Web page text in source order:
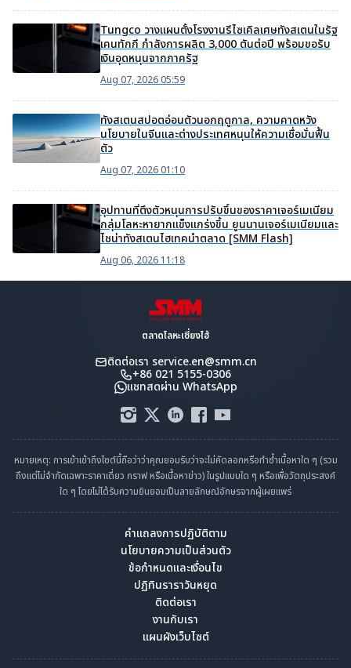
Tungco วางแผนตั้งโรงงานรีไซเคิลเศษทังสเตนในรัฐ
เคนทักกี กำลังการผลิต 3,000 ตันต่อปี พร้อมขอรับ
เงินอุดหนุนจากภาครัฐ
Aug 07, 2026 05:59
ทังสเตนสปอตอ่อนตัวนอกฤดูกาล, ความคาดหวัง
นโยบายในจีนและต่างประเทศหนุนให้ความเชื่อมั่นฟื้น
ตัว
Aug 07, 2026 01:10
อุปทานที่ตึงตัวหนุนการปรับขึ้นของราคาเจอร์เมเนียม
กลุ่มโลหะหายากแข็งแกร่งขึ้น ยูนนานเจอร์เมเนียมและ
ไชน่าทังสเตนไฮเทคนำตลาด [SMM Flash]
Aug 06, 2026 11:18
ตลาดโลหะเซี่ยงไฮ้
ติดต่อเรา service.en@smm.cn
+86 021 5155-0306
แชทสดผ่าน WhatsApp
หมายเหตุ: การเข้าเข้าถึงไซต์นี้ถือว่าว่าคุณยอมรับว่าจะไม่คัดลอกหรือทำซ้ำเนื้อหาใด ๆ (รวม
ถึงแต่ไม่จำกัดเฉพาะราคาเดี่ยว กราฟ หรือเนื้อหาข่าว) ในรูปแบบใด ๆ หรือเพื่อวัตถุประสงค์
ใด ๆ โดยไม่ได้รับความยินยอมเป็นลายลักษณ์อักษรจากผู้เผยแพร่
คำแถลงการปฏิบัติตาม
นโยบายความเป็นส่วนตัว
ข้อกำหนดและเงื่อนไข
ปฏิทินราราวันหยุด
ติดต่อเรา
งานกับเรา
แผนผังเว็บไซต์